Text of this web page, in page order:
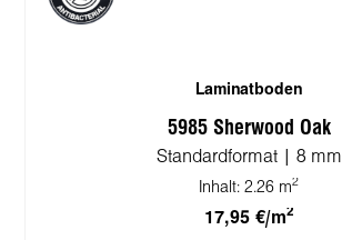
Laminatboden
5985 Sherwood Oak
Standardformat | 8 mm
Inhalt: 2.26 m2
17,95 €/m2